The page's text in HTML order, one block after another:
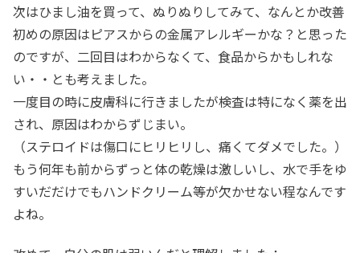
次はひまし油を買って、ぬりぬりしてみて、なんとか改善
初めの原因はピアスからの金属アレルギーかな？と思った
のですが、二回目はわからなくて、食品からかもしれな
い・・とも考えました。
一度目の時に皮膚科に行きましたが検査は特になく薬を出
され、原因はわからずじまい。
（ステロイドは傷口にヒリヒリし、痛くてダメでした。）
もう何年も前からずっと体の乾燥は激しいし、水で手をゆ
すいだだけでもハンドクリーム等が欠かせない程なんです
よね。